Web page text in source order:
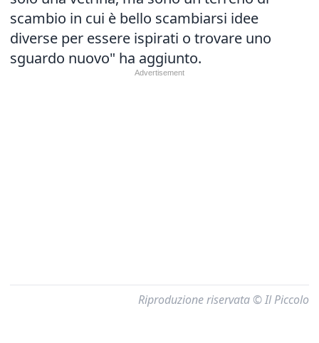
scambio in cui è bello scambiarsi idee
diverse per essere ispirati o trovare uno
sguardo nuovo" ha aggiunto.
Riproduzione riservata © Il Piccolo